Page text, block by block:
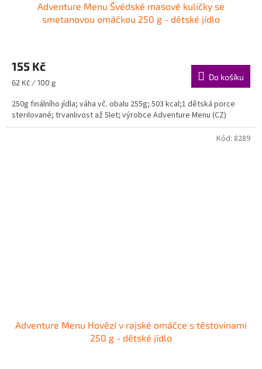
Adventure Menu Švédské masové kuličky se
smetanovou omáčkou 250 g - dětské jídlo
155 Kč
Měrná
62 Kč / 100 g
Do košíku
250g finálního jídla; váha vč. obalu 255g; 503 kcal;1 dětská porce
sterilované; trvanlivost až 5let; výrobce Adventure Menu (CZ)
Adventure Menu Hovězí v rajské omáčce s těstovinami
250 g - dětské jídlo
Kód: 8289